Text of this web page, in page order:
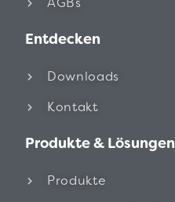
Entdecken
Downloads
Kontakt
Produkte & Lösungen
Produkte